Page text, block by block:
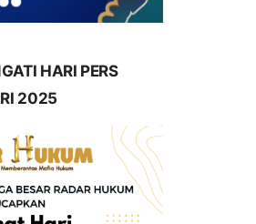
HARI PERS
2025